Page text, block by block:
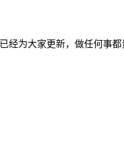
经为大家更新，做任何事